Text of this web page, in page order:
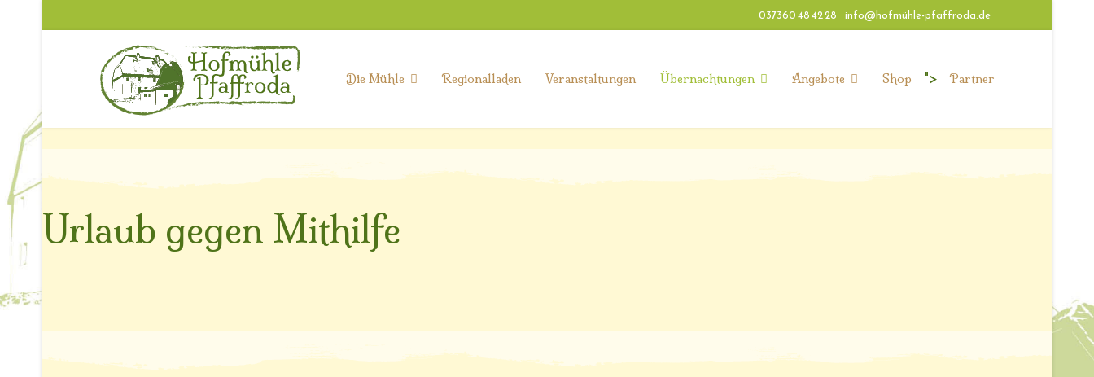
037360 48 42 28 info@hofmühle-pfaffroda.de
Die Mühle Regionalladen Veranstaltungen Übernachtungen Angebote Shop "> Partner
Urlaub gegen Mithilfe